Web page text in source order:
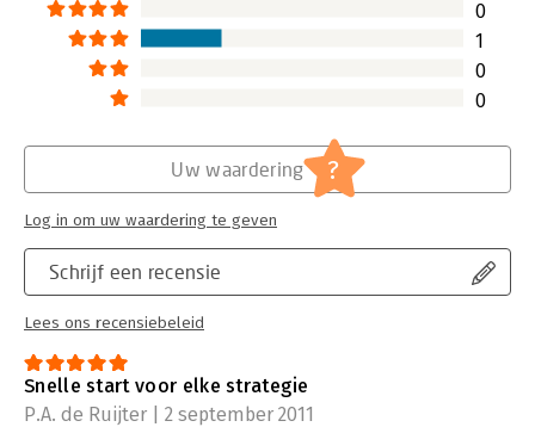
0
1
0
0
Schrijf een recensie
Lees ons recensiebeleid
Uw waardering ?
Log in om uw waardering te geven
Snelle start voor elke strategie
P.A. de Ruijter | 2 september 2011